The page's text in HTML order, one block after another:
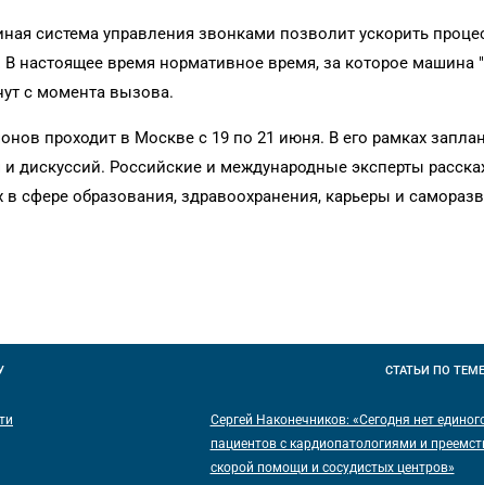
система управления звонками позволит ускорить
время нормативное время, за которое машина
с момента вызова.
проходит в Москве с 19 по 21 июня. В его рамках
и дискуссий. Российские и международные эксперты
в сфере образования, здравоохранения, карьеры и
СТАТЬИПО ТЕМЕ
Сергей Наконечников: «Сегодня нет
пациентов с кардиопатологиями и
скорой помощи и сосудистых центров»